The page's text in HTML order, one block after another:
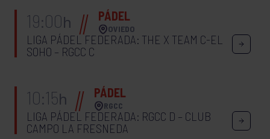
19:00h PÁDEL
OVIEDO
LIGA PÁDEL FEDERADA: THE X TEAM C-EL
SOHO – RGCC C
10:15h PÁDEL
RGCC
LIGA PÁDEL FEDERADA: RGCC D – CLUB
CAMPO LA FRESNEDA